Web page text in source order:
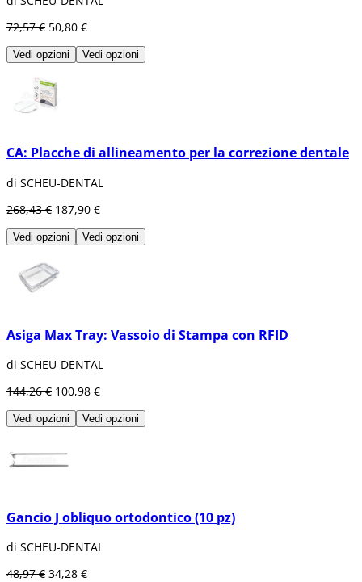
72,57 € 50,80 €
Vedi opzioni Vedi opzioni
CA: Placche di allineamento per la correzione dentale
di SCHEU-DENTAL
268,43 € 187,90 €
Vedi opzioni Vedi opzioni
Asiga Max Tray: Vassoio di Stampa con RFID
di SCHEU-DENTAL
144,26 € 100,98 €
Vedi opzioni Vedi opzioni
Gancio J obliquo ortodontico (10 pz)
di SCHEU-DENTAL
48,97 € 34,28 €